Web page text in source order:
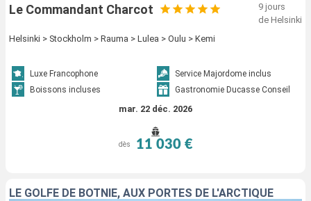
Le Commandant Charcot
9 jours
de Helsinki
Helsinki > Stockholm > Rauma > Lulea > Oulu > Kemi
Luxe Francophone
Service Majordome inclus
Boissons incluses
Gastronomie Ducasse Conseil
mar. 22 déc. 2026
dès 11 030 €
LE GOLFE DE BOTNIE, AUX PORTES DE L'ARCTIQUE